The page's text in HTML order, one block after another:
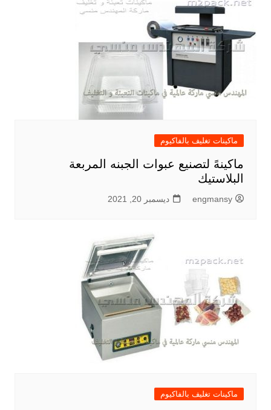
ماكينات تغليف بالفاكيوم
ماكينهً لتصنيع عبوات الجبنه المربعة
البلاستيك
engmansy ديسمبر 20, 2021
ماكينات تغليف بالفاكيوم